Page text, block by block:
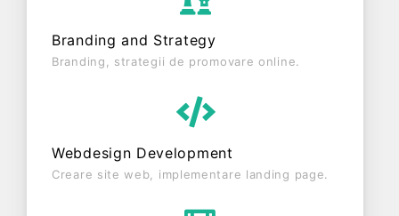
Branding and Strategy
Branding, strategii de promovare online.
Webdesign Development
Creare site web, implementare landing page.